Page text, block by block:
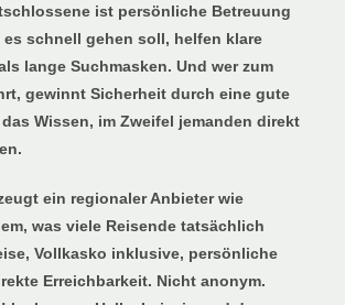
ist persönliche Betreuung
es schnell gehen soll, helfen klare
lange Suchmasken. Und wer zum
gewinnt Sicherheit durch eine gute
Wissen, im Zweifel jemanden direkt
ein regionaler Anbieter wie
was viele Reisende tatsächlich
Vollkasko inklusive, persönliche
Erreichbarkeit. Nicht anonym.